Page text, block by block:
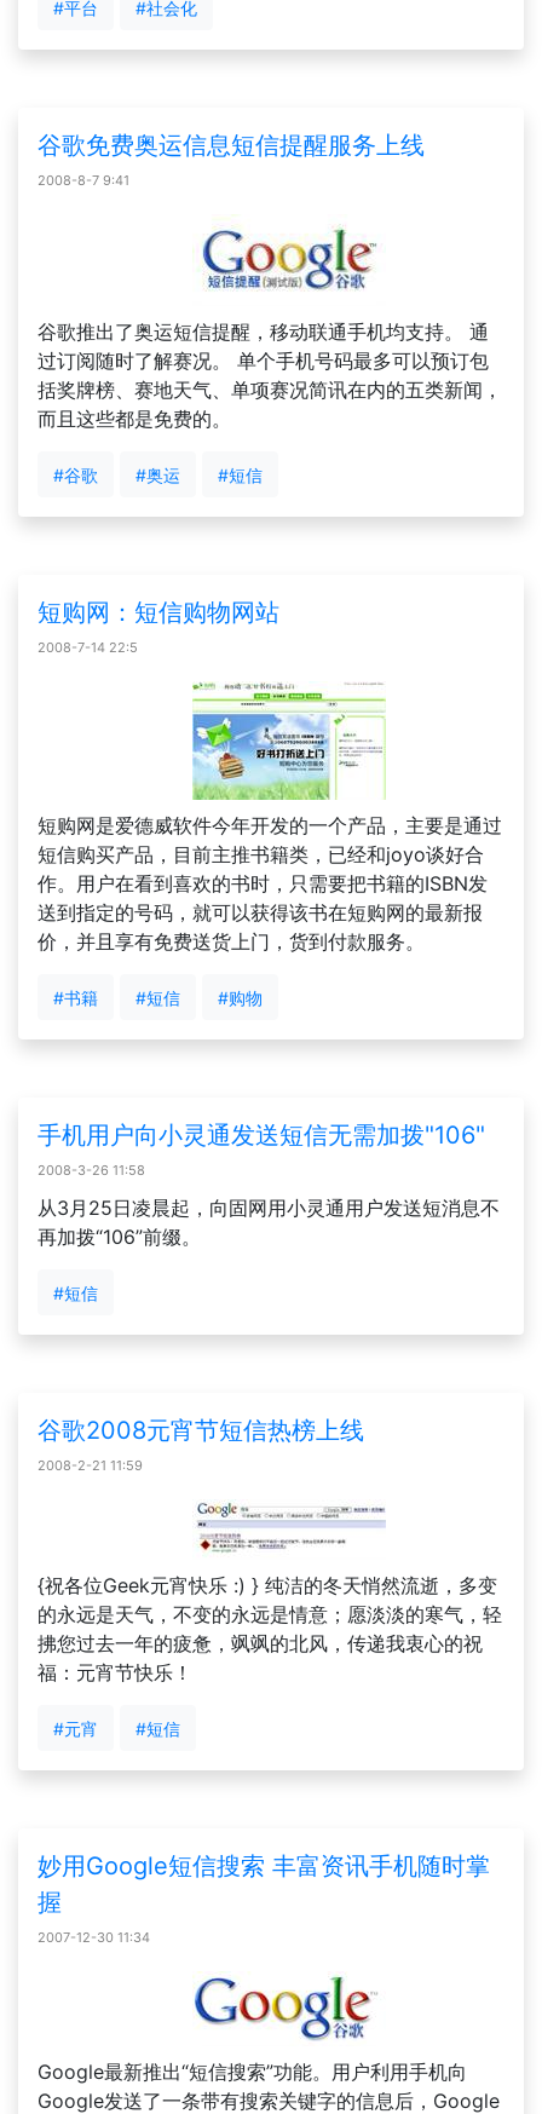
#平台 #社会化
谷歌免费奥运信息短信提醒服务上线
2008-8-7 9:41
谷歌推出了奥运短信提醒，移动联通手机均支持。 通
过订阅随时了解赛况。 单个手机号码最多可以预订包
括奖牌榜、赛地天气、单项赛况简讯在内的五类新闻，
而且这些都是免费的。
#谷歌 #奥运 #短信
短购网：短信购物网站
2008-7-14 22:5
短购网是爱德威软件今年开发的一个产品，主要是通过
短信购买产品，目前主推书籍类，已经和joyo谈好合
作。用户在看到喜欢的书时，只需要把书籍的ISBN发
送到指定的号码，就可以获得该书在短购网的最新报
价，并且享有免费送货上门，货到付款服务。
#书籍 #短信 #购物
手机用户向小灵通发送短信无需加拨"106"
2008-3-26 11:58
从3月25日凌晨起，向固网用小灵通用户发送短消息不
再加拨“106”前缀。
#短信
谷歌2008元宵节短信热榜上线
2008-2-21 11:59
{祝各位Geek元宵快乐 :) } 纯洁的冬天悄然流逝，多变
的永远是天气，不变的永远是情意；愿淡淡的寒气，轻
拂您过去一年的疲惫，飒飒的北风，传递我衷心的祝
福：元宵节快乐！
#元宵 #短信
妙用Google短信搜索 丰富资讯手机随时掌
握
2007-12-30 11:34
Google最新推出“短信搜索”功能。用户利用手机向
Google发送了一条带有搜索关键字的信息后，Google